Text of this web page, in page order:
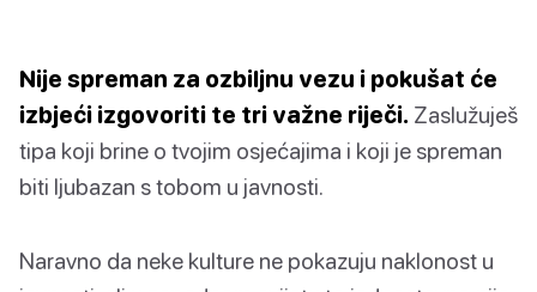
Nije spreman za ozbiljnu vezu i pokušat će
izbjeći izgovoriti te tri važne riječi. Zaslužuješ
tipa koji brine o tvojim osjećajima i koji je spreman
biti ljubazan s tobom u javnosti.
Naravno da neke kulture ne pokazuju naklonost u